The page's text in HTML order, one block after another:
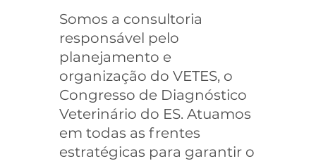
Somos a consultoria
responsável pelo
planejamento e
organização do VETES, o
Congresso de Diagnóstico
Veterinário do ES. Atuamos
em todas as frentes
estratégicas para garantir o